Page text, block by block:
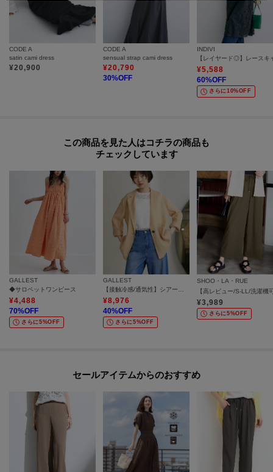
CODE A
satin cami dress
¥20,900
CODE A
sensual strap cami dress
¥20,790
30%OFF
INDIVI
¥5,588
60%OFF
さらに10%OFF
この商品を見た人はコチラの商品も
チェックしています
GALLEST
◆サロペットワンピース
¥4,488
70%OFF
さらに5%OFF
GALLEST
¥8,976
40%OFF
さらに5%OFF
SHOO・LA・RUE
¥3,989
さらに5%OFF
セールアイテムからのおすすめ